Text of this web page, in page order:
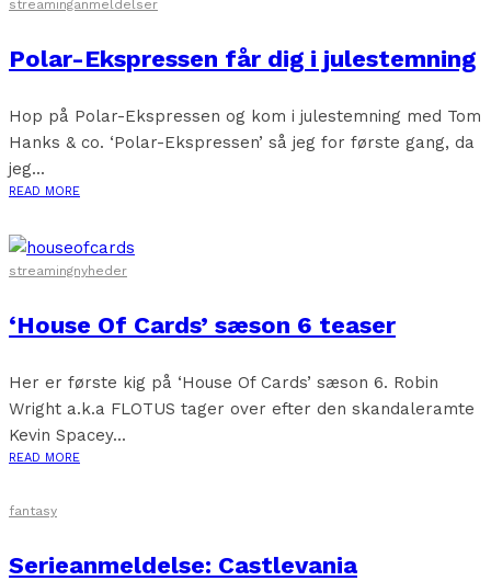
streaminganmeldelser
Polar-Ekspressen får dig i julestemning
Hop på Polar-Ekspressen og kom i julestemning med Tom
Hanks & co. ‘Polar-Ekspressen’ så jeg for første gang, da
jeg...
READ MORE
streamingnyheder
‘House Of Cards’ sæson 6 teaser
Her er første kig på ‘House Of Cards’ sæson 6. Robin
Wright a.k.a FLOTUS tager over efter den skandaleramte
Kevin Spacey...
READ MORE
fantasy
Serieanmeldelse: Castlevania